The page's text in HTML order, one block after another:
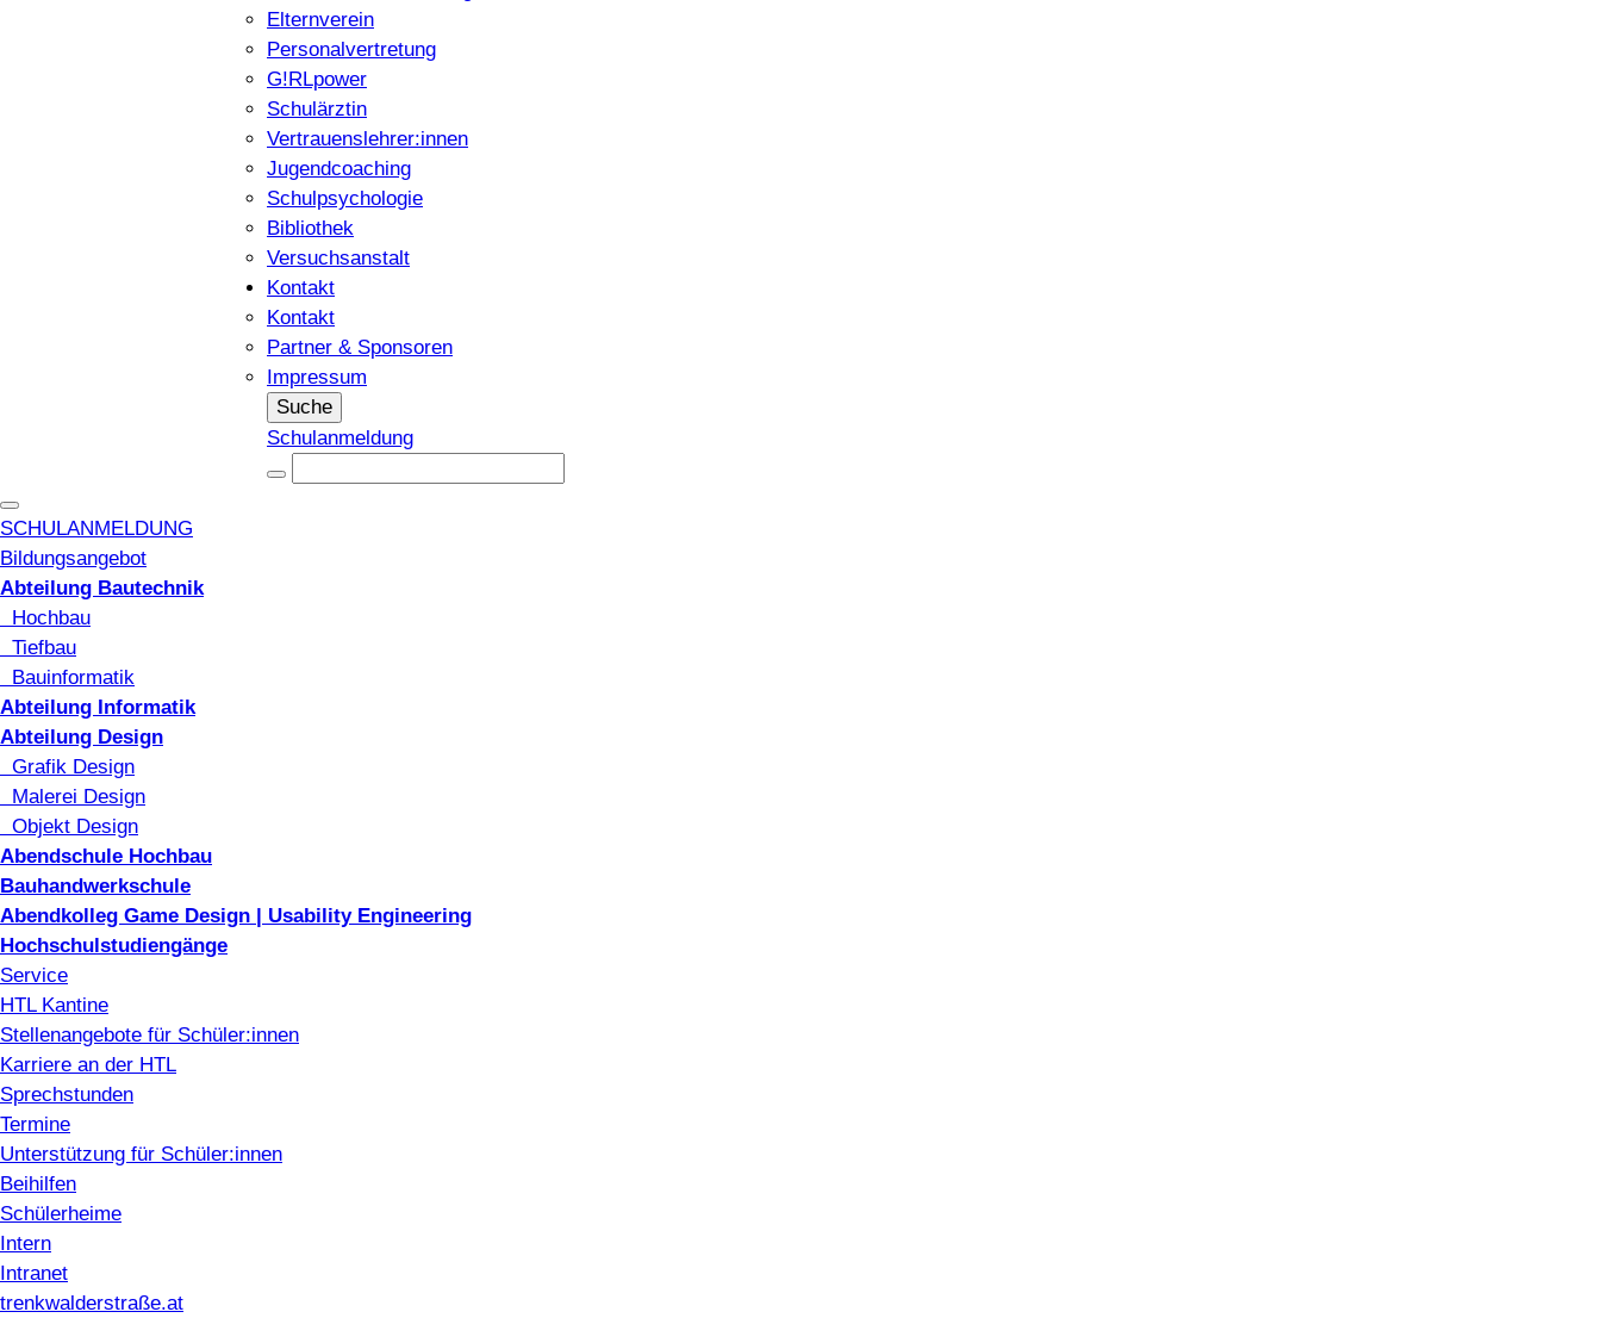
Elternverein
Personalvertretung
G!RLpower
Schulärztin
Vertrauenslehrer:innen
Jugendcoaching
Schulpsychologie
Bibliothek
Versuchsanstalt
Kontakt
Kontakt
Partner & Sponsoren
Impressum
Suche
Schulanmeldung
SCHULANMELDUNG
Bildungsangebot
Abteilung Bautechnik
Hochbau
Tiefbau
Bauinformatik
Abteilung Informatik
Abteilung Design
Grafik Design
Malerei Design
Objekt Design
Abendschule Hochbau
Bauhandwerkschule
Abendkolleg Game Design | Usability Engineering
Hochschulstudiengänge
Service
HTL Kantine
Stellenangebote für Schüler:innen
Karriere an der HTL
Sprechstunden
Termine
Unterstützung für Schüler:innen
Beihilfen
Schülerheime
Intern
Intranet
trenkwalderstraße.at